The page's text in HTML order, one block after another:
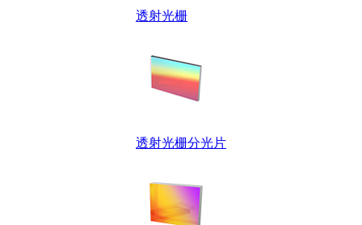
透射光栅
透射光栅分光片